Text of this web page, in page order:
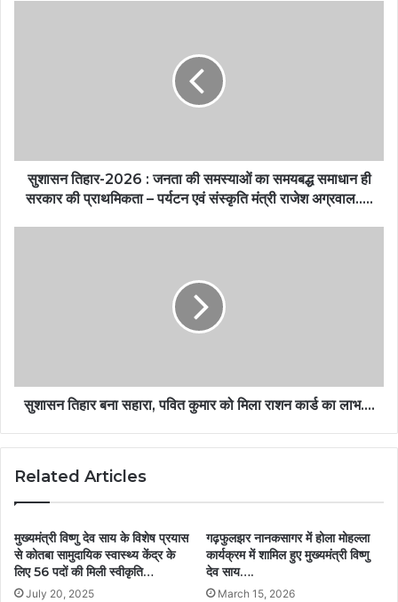
सुशासन तिहार-2026 : जनता की समस्याओं का समयबद्ध समाधान ही
सरकार की प्राथमिकता – पर्यटन एवं संस्कृति मंत्री राजेश अग्रवाल…..
सुशासन तिहार बना सहारा, पवित कुमार को मिला राशन कार्ड का लाभ….
Related Articles
मुख्यमंत्री विष्णु देव साय के विशेष प्रयास
से कोतबा सामुदायिक स्वास्थ्य केंद्र के
लिए 56 पदों की मिली स्वीकृति…
July 20, 2025
गढ़फुलझर नानकसागर में होला मोहल्ला
कार्यक्रम में शामिल हुए मुख्यमंत्री विष्णु
देव साय….
March 15, 2026